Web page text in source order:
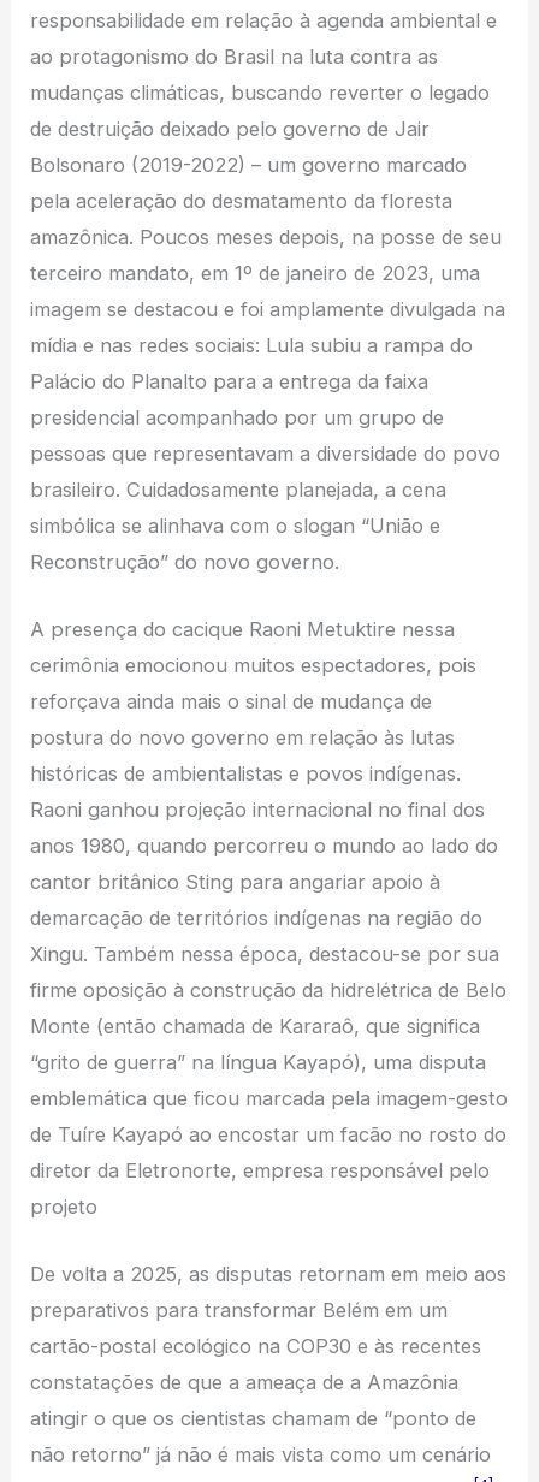
responsabilidade em relação à agenda ambiental e
ao protagonismo do Brasil na luta contra as
mudanças climáticas, buscando reverter o legado
de destruição deixado pelo governo de Jair
Bolsonaro (2019-2022) – um governo marcado
pela aceleração do desmatamento da floresta
amazônica. Poucos meses depois, na posse de seu
terceiro mandato, em 1º de janeiro de 2023, uma
imagem se destacou e foi amplamente divulgada na
mídia e nas redes sociais: Lula subiu a rampa do
Palácio do Planalto para a entrega da faixa
presidencial acompanhado por um grupo de
pessoas que representavam a diversidade do povo
brasileiro. Cuidadosamente planejada, a cena
simbólica se alinhava com o slogan “União e
Reconstrução” do novo governo.
A presença do cacique Raoni Metuktire nessa
cerimônia emocionou muitos espectadores, pois
reforçava ainda mais o sinal de mudança de
postura do novo governo em relação às lutas
históricas de ambientalistas e povos indígenas.
Raoni ganhou projeção internacional no final dos
anos 1980, quando percorreu o mundo ao lado do
cantor britânico Sting para angariar apoio à
demarcação de territórios indígenas na região do
Xingu. Também nessa época, destacou-se por sua
firme oposição à construção da hidrelétrica de Belo
Monte (então chamada de Kararaô, que significa
“grito de guerra” na língua Kayapó), uma disputa
emblemática que ficou marcada pela imagem-gesto
de Tuíre Kayapó ao encostar um facão no rosto do
diretor da Eletronorte, empresa responsável pelo
projeto
De volta a 2025, as disputas retornam em meio aos
preparativos para transformar Belém em um
cartão-postal ecológico na COP30 e às recentes
constatações de que a ameaça de a Amazônia
atingir o que os cientistas chamam de “ponto de
não retorno” já não é mais vista como um cenário